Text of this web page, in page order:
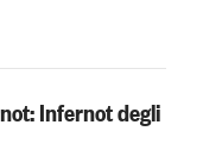
Infernot degli